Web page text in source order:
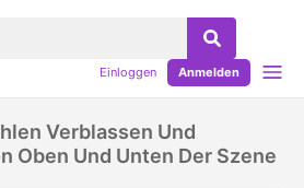
Einloggen Anmelden
Verblassen Und
Oben Und Unten Der Szene